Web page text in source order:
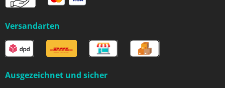
Versandarten
Ausgezeichnet und sicher